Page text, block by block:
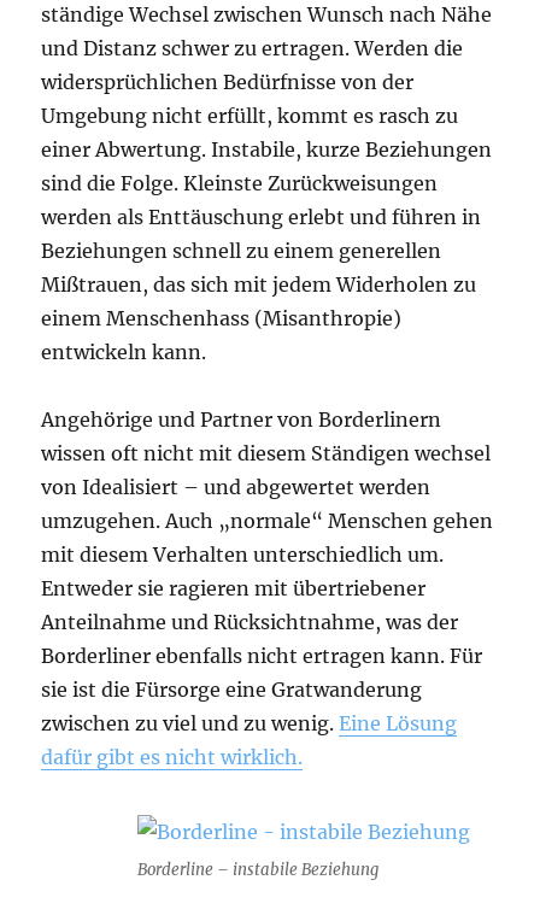
ständige Wechsel zwischen Wunsch nach Nähe
und Distanz schwer zu ertragen. Werden die
widersprüchlichen Bedürfnisse von der
Umgebung nicht erfüllt, kommt es rasch zu
einer Abwertung. Instabile, kurze Beziehungen
sind die Folge. Kleinste Zurückweisungen
werden als Enttäuschung erlebt und führen in
Beziehungen schnell zu einem generellen
Mißtrauen, das sich mit jedem Widerholen zu
einem Menschenhass (Misanthropie)
entwickeln kann.
Angehörige und Partner von Borderlinern
wissen oft nicht mit diesem Ständigen wechsel
von Idealisiert – und abgewertet werden
umzugehen. Auch „normale“ Menschen gehen
mit diesem Verhalten unterschiedlich um.
Entweder sie ragieren mit übertriebener
Anteilnahme und Rücksichtnahme, was der
Borderliner ebenfalls nicht ertragen kann. Für
sie ist die Fürsorge eine Gratwanderung
zwischen zu viel und zu wenig.Eine Lösung
dafür gibt es nicht wirklich.
Borderline – instabile Beziehung